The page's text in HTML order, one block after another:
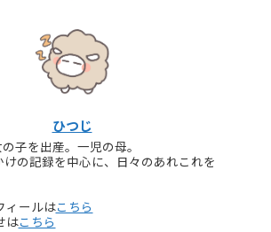
ひつじ
子を出産。一児の母。
の記録を中心に、日々のあれこれを
ィールはこちら
はこちら